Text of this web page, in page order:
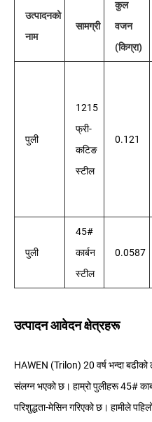
उत्पादनको
नाम
सामग्री
कुल
वजन
(किग्रा)
पुली
1215
फ्री-
कटिङ
स्टील
0.121
पुली
45#
कार्बन
स्टील
0.0587
उत्पादन आवेदन क्षेत्रहरू
HAWEN (Trilon) 20 वर्ष भन्दा बढीको
संलग्न भएको छ। हाम्रो पुलीहरू 45#
परिशुद्धता-मेसिन गरिएको छ। हामीले